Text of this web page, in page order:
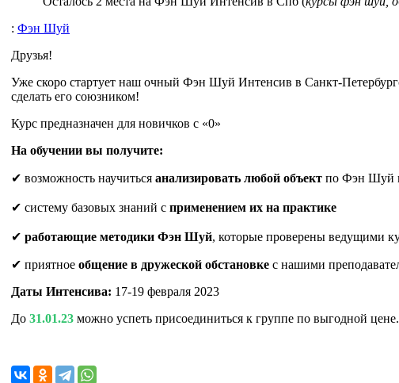
: Фэн Шуй
Друзья!
Уже скоро стартует наш очный Фэн Шуй Интенсив в Санкт-
сделать его союзником!
Курс предназначен для новичков с «0»
На обучении вы получите:
✔ возможность научиться анализировать любой объект по Фэн Шуй
✔ систему базовых знаний с применением их на практике
✔ работающие методики Фэн Шуй, которые проверены ведущими
✔ приятное общение в дружеской обстановке с нашими
Даты Интенсива: 17-19 февраля 2023
До 31.01.23 можно успеть присоединиться к группе по выгодной